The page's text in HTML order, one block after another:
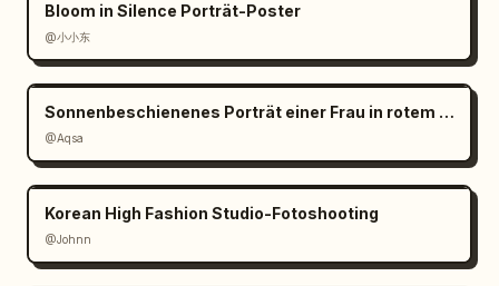
Bloom in Silence Porträt-Poster
@小小东
Sonnenbeschienenes Porträt einer Frau in rotem Satin
@Aqsa
Korean High Fashion Studio-Fotoshooting
@Johnn